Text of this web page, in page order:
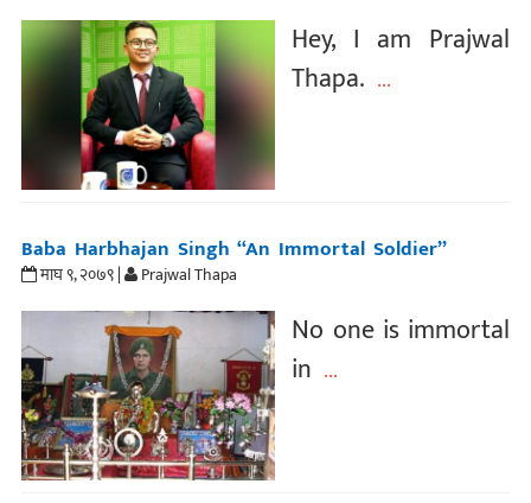
Hey, I am Prajwal
Thapa. ...
Baba Harbhajan Singh “An Immortal Soldier”
माघ ९, २०७९ | Prajwal Thapa
No one is immortal
in ...